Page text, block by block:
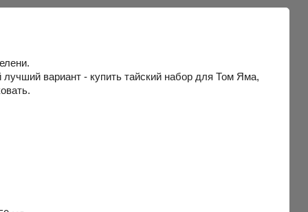
вариант - купить тайский набор для Том Яма,